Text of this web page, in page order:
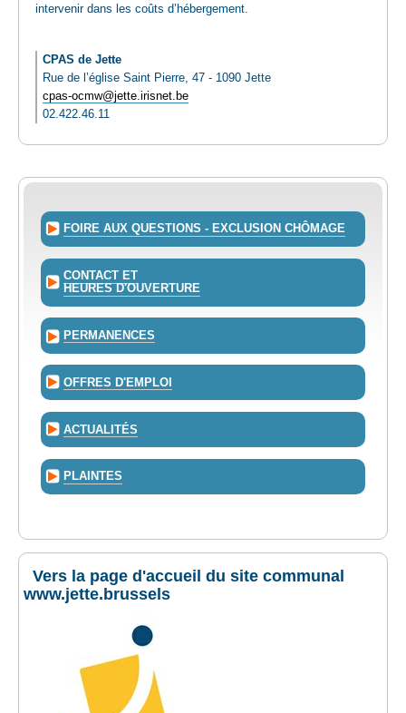
intervenir dans les coûts d’hébergement.
CPAS de Jette
Rue de l’église Saint Pierre, 47 - 1090 Jette
cpas-ocmw@jette.irisnet.be
02.422.46.11
FOIRE AUX QUESTIONS - EXCLUSION CHÔMAGE
CONTACT ET
HEURES D'OUVERTURE
PERMANENCES
OFFRES D'EMPLOI
ACTUALITÉS
PLAINTES
Vers la page d'accueil du site communal
www.jette.brussels